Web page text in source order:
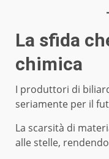
La sfida
chimica
I produttori di
seriamente per il
La scarsità di
alle stelle,